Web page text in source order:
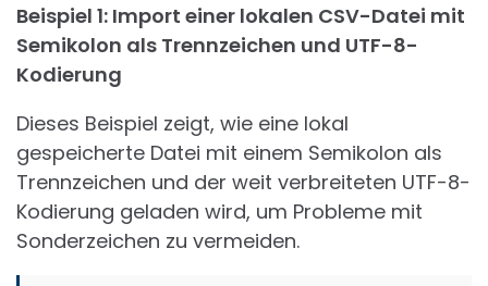
Beispiel 1: Import einer lokalen CSV-Datei mit
Semikolon als Trennzeichen und UTF-8-
Kodierung
Dieses Beispiel zeigt, wie eine lokal
gespeicherte Datei mit einem Semikolon als
Trennzeichen und der weit verbreiteten UTF-8-
Kodierung geladen wird, um Probleme mit
Sonderzeichen zu vermeiden.